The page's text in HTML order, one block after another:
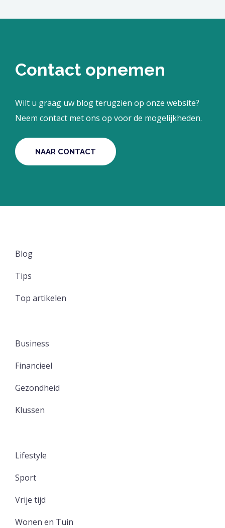
Blog
Tips
Top artikelen
Business
Financieel
Gezondheid
Klussen
Lifestyle
Sport
Vrije tijd
Wonen en Tuin
Contact opnemen
Wilt u graag uw blog terugzien op onze website?
Neem contact met ons op voor de mogelijkheden.
NAAR CONTACT